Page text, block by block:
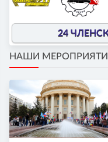
24
НАШИ